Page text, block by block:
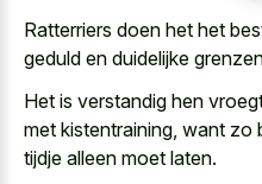
Ratterriers doen het het
geduld en duidelijke
Het is verstandig hen
met kistentraining, want zo
tijdje alleen moet laten.